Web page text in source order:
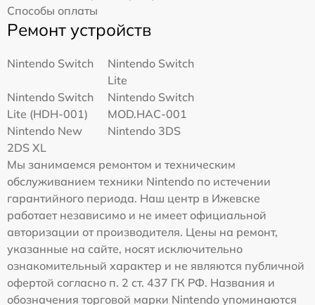
Способы оплаты
Ремонт устройств
Nintendo Switch
Nintendo Switch
Lite
Nintendo Switch
Lite (HDH-001)
Nintendo Switch
MOD.HAC-001
Nintendo New
2DS XL
Nintendo 3DS
Мы занимаемся ремонтом и техническим
обслуживанием техники Nintendo по истечении
гарантийного периода. Наш центр в Ижевске
работает независимо и не имеет официальной
авторизации от производителя. Цены на ремонт,
указанные на сайте, носят исключительно
ознакомительный характер и не являются публичной
офертой согласно п. 2 ст. 437 ГК РФ. Названия и
обозначения торговой марки Nintendo упоминаются